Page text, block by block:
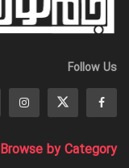
Follow Us
Browse by Category